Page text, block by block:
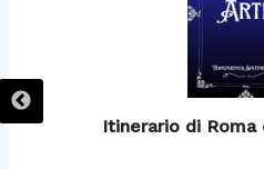
Itinerario di Roma